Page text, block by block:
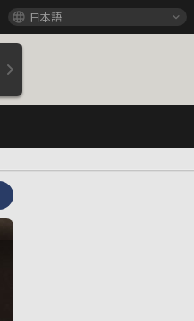
日本語